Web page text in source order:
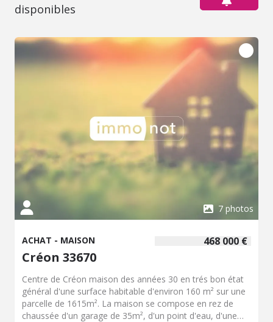
disponibles
7 photos
468 000 €
ACHAT - MAISON
Créon 33670
Centre de Créon maison des années 30 en trés bon état
général d'une surface habitable d'environ 160 m² sur une
parcelle de 1615m². La maison se compose en rez de
chaussée d'un garage de 35m², d'un point d'eau, d'une